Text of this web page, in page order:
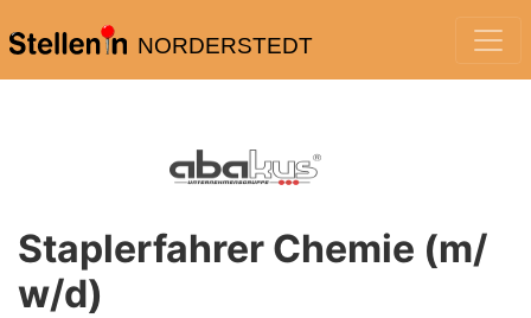
NORDERSTEDT
Staplerfahrer Chemie (m/
w/d)